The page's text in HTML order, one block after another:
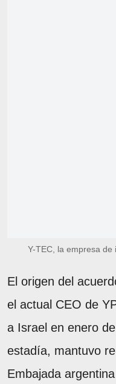
Y-TEC, la empresa de
El origen del
el actual CEO de
a Israel en enero
estadía, mantuvo
Embajada